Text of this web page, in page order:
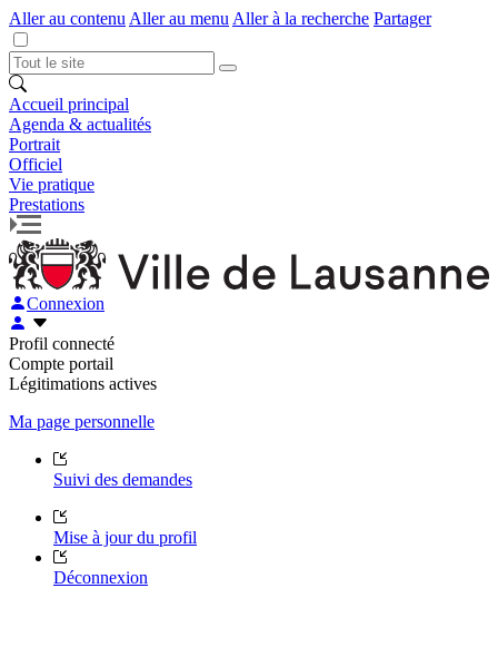
Aller au contenu Aller au menu Aller à la recherche Partager
Accueil principal
Agenda & actualités
Portrait
Officiel
Vie pratique
Prestations
Connexion
Profil connecté
Compte portail
Légitimations actives
Ma page personnelle
Suivi des demandes
Mise à jour du profil
Déconnexion